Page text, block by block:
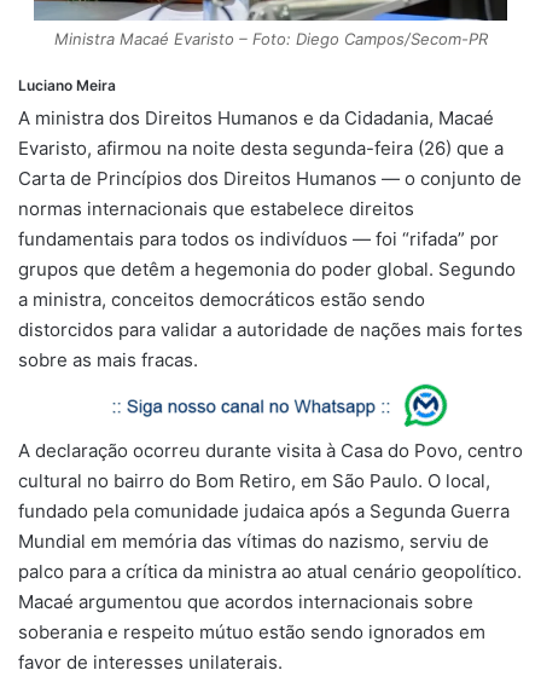
Ministra Macaé Evaristo – Foto: Diego Campos/Secom-PR
Luciano Meira
A ministra dos Direitos Humanos e da Cidadania, Macaé
Evaristo, afirmou na noite desta segunda-feira (26) que a
Carta de Princípios dos Direitos Humanos — o conjunto de
normas internacionais que estabelece direitos
fundamentais para todos os indivíduos — foi “rifada” por
grupos que detêm a hegemonia do poder global. Segundo
a ministra, conceitos democráticos estão sendo
distorcidos para validar a autoridade de nações mais fortes
sobre as mais fracas.
A declaração ocorreu durante visita à Casa do Povo, centro
cultural no bairro do Bom Retiro, em São Paulo. O local,
fundado pela comunidade judaica após a Segunda Guerra
Mundial em memória das vítimas do nazismo, serviu de
palco para a crítica da ministra ao atual cenário geopolítico.
Macaé argumentou que acordos internacionais sobre
soberania e respeito mútuo estão sendo ignorados em
favor de interesses unilaterais.